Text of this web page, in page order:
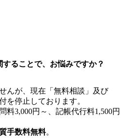
ることで、お悩みですか？
んが、現在「無料相談」及び
を停止しております。
問料3,000円～、記帳代行料1,500円
手数料無料。